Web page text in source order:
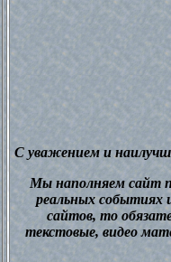
С уважением и
Мы наполняем сайт
реальных событиях
сайтов, то
текстовые, видео